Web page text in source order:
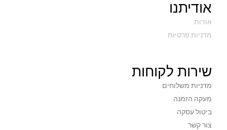
צבע
אודיתנו
אודות
מדניות פרטיות
שירות לקוחות
מדניות משלוחים
מעקה הזמנה
ביטול עסקה
צור קשר